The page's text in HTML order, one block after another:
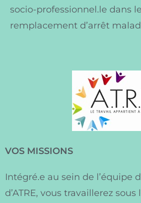
socio-professionnel.le dans
remplacement d’arrêt
VOS MISSIONS
Intégré.e au sein de l’équipe
d’ATRE, vous travaillerez